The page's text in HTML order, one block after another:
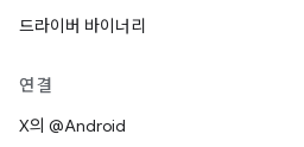
드라이버 바이너리
연결
X의 @Android